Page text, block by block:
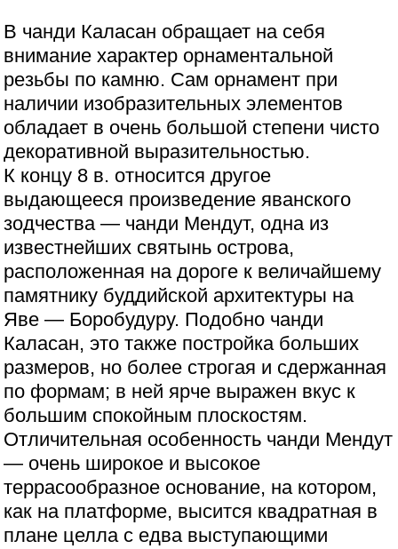
В чанди Каласан обращает на себя
внимание характер орнаментальной
резьбы по камню. Сам орнамент при
наличии изобразительных элементов
обладает в очень большой степени чисто
декоративной выразительностью.
К концу 8 в. относится другое
выдающееся произведение яванского
зодчества — чанди Мендут, одна из
известнейших святынь острова,
расположенная на дороге к величайшему
памятнику буддийской архитектуры на
Яве — Боробудуру. Подобно чанди
Каласан, это также постройка больших
размеров, но более строгая и сдержанная
по формам; в ней ярче выражен вкус к
большим спокойным плоскостям.
Отличительная особенность чанди Мендут
— очень широкое и высокое
террасообразное основание, на котором,
как на платформе, высится квадратная в
плане целла с едва выступающими